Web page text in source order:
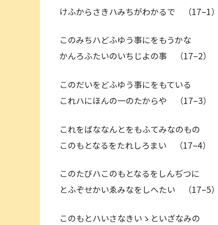
けふからさきハみちがわかるで （17–1
このみちハどふゆう事にをもうかな
かんろふたいのいちじよの事 （17–2）
このだいをどふゆう事にをもている
これハにほんの一のたからや （17–3）
これをばななんとをもふてみなのもの
このもとなるをたれしろまい （17–4）
このたびハこのもとなるをしんぢつに
とふぞせかいゑみなをしへたい （17–5
このもとハいさなきいゝといざなみの